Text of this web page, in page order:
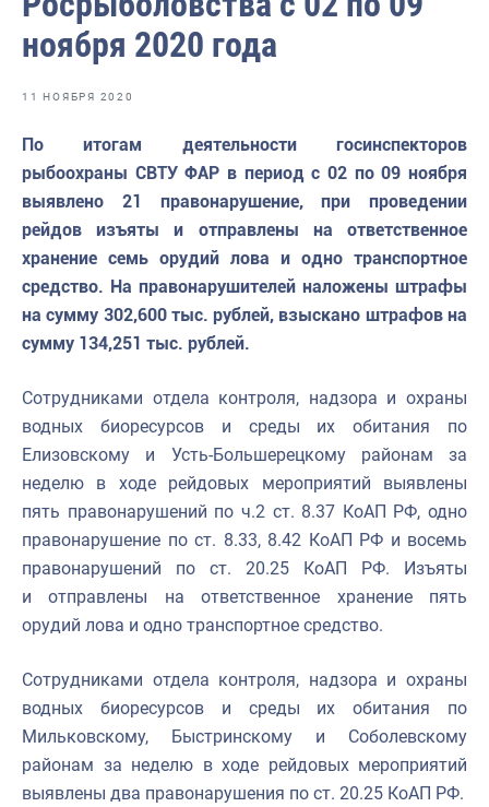
Отраслевые СМИ
Выставки и конференции
Научно-практическая литература
Рыбоохрана России
Отрасль в цифрах
Большая африканская экспедиция
Укрепление духовно-нравственных ценностей
События в России и мире
ноября 2020 года
11 НОЯБРЯ 2020
По итогам деятельности госинспекторов
рыбоохраны СВТУ ФАР в период с 02 по 09 ноября
выявлено 21 правонарушение, при проведении
рейдов изъяты и отправлены на ответственное
хранение семь орудий лова и одно транспортное
средство. На правонарушителей наложены штрафы
на сумму 302,600 тыс. рублей, взыскано штрафов на
сумму 134,251 тыс. рублей.
Сотрудниками отдела контроля, надзора и охраны
водных биоресурсов и среды их обитания по
Елизовскому и Усть-Большерецкому районам за
неделю в ходе рейдовых мероприятий выявлены
пять правонарушений по ч.2 ст. 8.37 КоАП РФ, одно
правонарушение по ст. 8.33, 8.42 КоАП РФ и восемь
правонарушений по ст. 20.25 КоАП РФ. Изъяты
и отправлены на ответственное хранение пять
орудий лова и одно транспортное средство.
Сотрудниками отдела контроля, надзора и охраны
водных биоресурсов и среды их обитания по
Мильковскому, Быстринскому и Соболевскому
районам за неделю в ходе рейдовых мероприятий
выявлены два правонарушения по ст. 20.25 КоАП РФ.